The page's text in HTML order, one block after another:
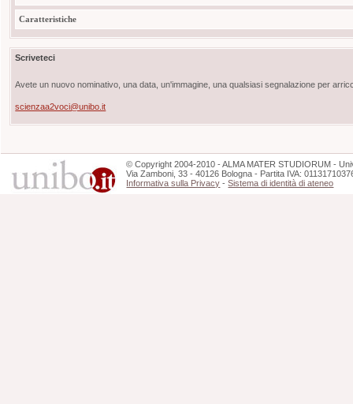
Caratteristiche
Scriveteci
Avete un nuovo nominativo, una data, un'immagine, una qualsiasi segnalazione per
scienzaa2voci@unibo.it
©Copyright 2004-2010 - ALMA MATER STUDIORUM -
Via Zamboni, 33 - 40126 Bologna - Partita IVA:
Informativa sulla Privacy -Sistema di identità di ateneo